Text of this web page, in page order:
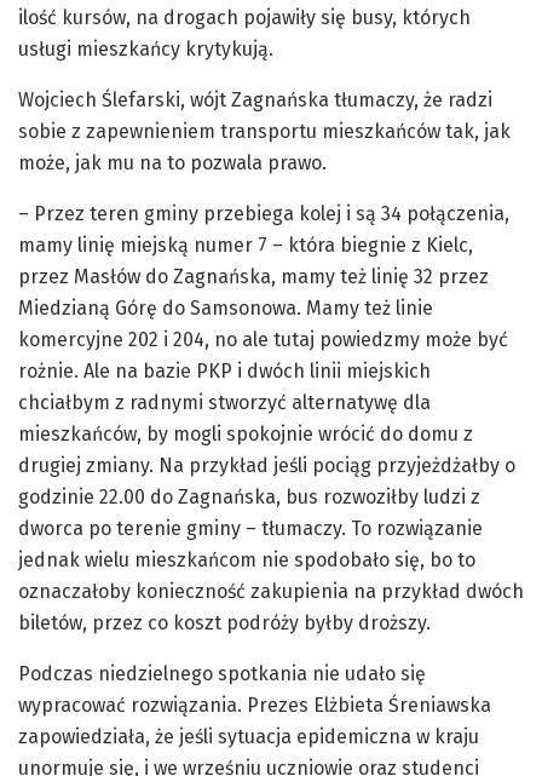
ilość kursów, na drogach pojawiły się busy, których
usługi mieszkańcy krytykują.
Wojciech Ślefarski, wójt Zagnańska tłumaczy, że radzi
sobie z zapewnieniem transportu mieszkańców tak, jak
może, jak mu na to pozwala prawo.
– Przez teren gminy przebiega kolej i są 34 połączenia,
mamy linię miejską numer 7 – która biegnie z Kielc,
przez Masłów do Zagnańska, mamy też linię 32 przez
Miedzianą Górę do Samsonowa. Mamy też linie
komercyjne 202 i 204, no ale tutaj powiedzmy może być
rożnie. Ale na bazie PKP i dwóch linii miejskich
chciałbym z radnymi stworzyć alternatywę dla
mieszkańców, by mogli spokojnie wrócić do domu z
drugiej zmiany. Na przykład jeśli pociąg przyjeżdżałby o
godzinie 22.00 do Zagnańska, bus rozwoziłby ludzi z
dworca po terenie gminy – tłumaczy. To rozwiązanie
jednak wielu mieszkańcom nie spodobało się, bo to
oznaczałoby konieczność zakupienia na przykład dwóch
biletów, przez co koszt podróży byłby droższy.
Podczas niedzielnego spotkania nie udało się
wypracować rozwiązania. Prezes Elżbieta Śreniawska
zapowiedziała, że jeśli sytuacja epidemiczna w kraju
unormuje się, i we wrześniu uczniowie oraz studenci